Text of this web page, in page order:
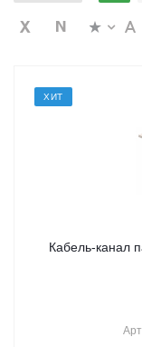
ХИТ
Кабель-канал